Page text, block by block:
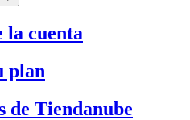
la cuenta
plan
de Tiendanube